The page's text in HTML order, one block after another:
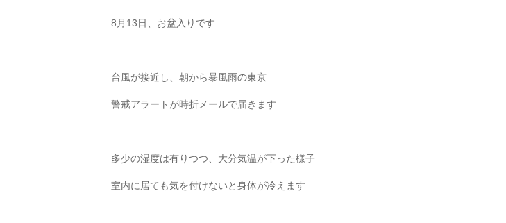
8月13日、お盆入りです
台風が接近し、朝から暴風雨の東京
警戒アラートが時折メールで届きます
多少の湿度は有りつつ、大分気温が下った様子
室内に居ても気を付けないと身体が冷えます